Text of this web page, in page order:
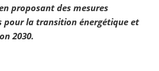
proposant des mesures
pour la transition énergétique et
2030.